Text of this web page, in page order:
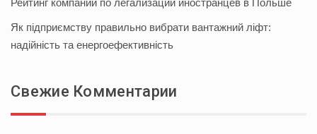
Як підприємству правильно вибрати вантажний ліфт:
надійність та енергоефективність
Свежие Комментарии